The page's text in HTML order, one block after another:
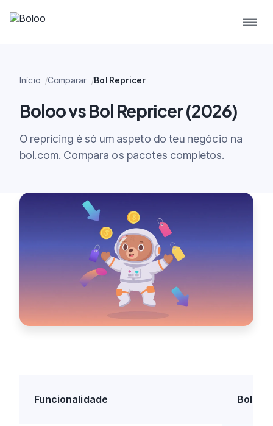
Início Comparar Bol Repricer
Boloo vs Bol Repricer (2026)
O repricing é só um aspeto do teu negócio na
bol.com. Compara os pacotes completos.
Funcionalidade Boloo